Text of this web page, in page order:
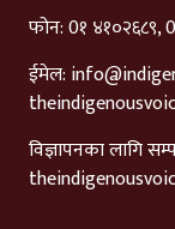
फोन: 0१ ४१०२६८९,
ईमेल:
विज्ञापनका लागि